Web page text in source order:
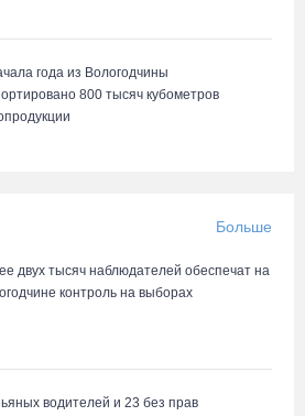
года из Вологодчины
800 тысяч кубометров
Больше
двух тысяч наблюдателей обеспечат на
контроль на выборах
водителей и 23 без прав